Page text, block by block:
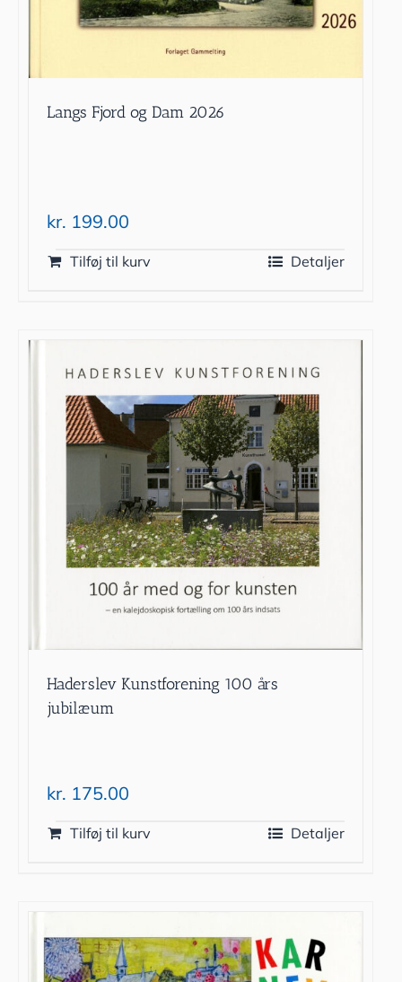
Langs Fjord og Dam 2026
kr. 199.00
Tilføj til kurv Detaljer
Haderslev Kunstforening 100 års
jubilæum
kr. 175.00
Tilføj til kurv Detaljer